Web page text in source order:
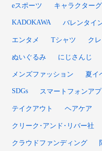
eスポーツ キャラクター
KADOKAWA バレンタイ
エンタメ Tシャツ ク
ぬいぐるみ にじさんじ
メンズファッション 夏イ
SDGs スマートフォンアプ
テイクアウト ヘアケア
クリーク･アンド･リバー社
クラウドファンディング